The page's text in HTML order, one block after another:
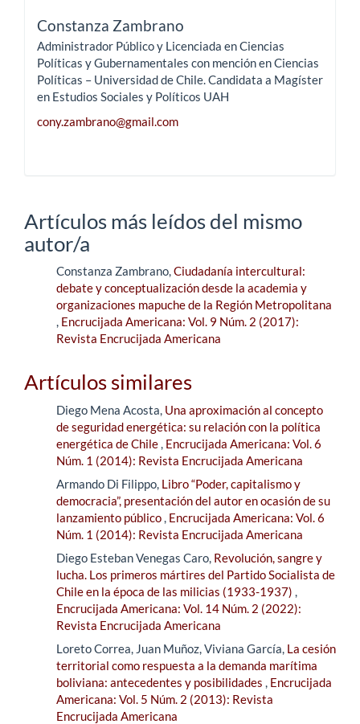
Constanza Zambrano
Administrador Público y Licenciada en Ciencias
Políticas y Gubernamentales con mención en Ciencias
Políticas – Universidad de Chile. Candidata a Magíster
en Estudios Sociales y Políticos UAH
cony.zambrano@gmail.com
Artículos más leídos del mismo
autor/a
Constanza Zambrano,Ciudadanía intercultural:
debate y conceptualización desde la academia y
organizaciones mapuche de la Región Metropolitana
, Encrucijada Americana: Vol. 9 Núm. 2 (2017):
Revista Encrucijada Americana
Artículos similares
Diego Mena Acosta, Una aproximación al concepto
de seguridad energética: su relación con la política
energética de Chile, Encrucijada Americana: Vol. 6
Núm. 1 (2014): Revista Encrucijada Americana
Armando Di Filippo, Libro “Poder, capitalismo y
democracia”, presentación del autor en ocasión de su
lanzamiento público, Encrucijada Americana: Vol. 6
Núm. 1 (2014): Revista Encrucijada Americana
Diego Esteban Venegas Caro, Revolución, sangre y
lucha. Los primeros mártires del Partido Socialista de
Chile en la época de las milicias (1933-1937) ,
Encrucijada Americana: Vol. 14 Núm. 2 (2022):
Revista Encrucijada Americana
Loreto Correa, Juan Muñoz, Viviana García, La cesión
territorial como respuesta a la demanda marítima
boliviana: antecedentes y posibilidades , Encrucijada
Americana: Vol. 5 Núm. 2 (2013): Revista
Encrucijada Americana